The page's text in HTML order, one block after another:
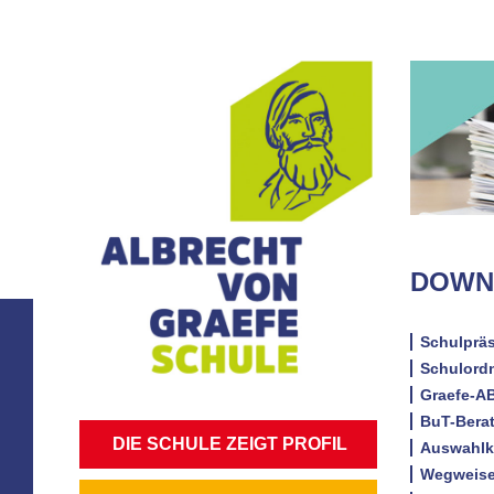
Graefe-
BuT-
NAVIGATION
ÜBERSPRINGEN
DIE SCHULE ZEIGT PROFIL